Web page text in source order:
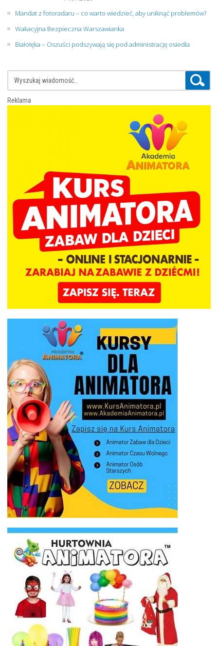
Mandat z fotoradaru – co warto wiedzieć, aby uniknąć problemów?
Wakacyjna Bezpieczna Warszawianka
Białołęka – Oszuści podszywają się pod administrację osiedla
Reklama